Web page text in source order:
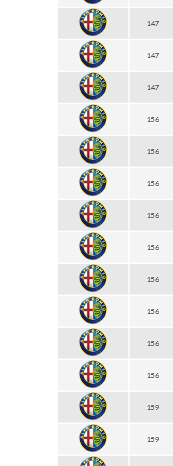
147
147
147
156
156
156
156
156
156
156
156
156
159
159